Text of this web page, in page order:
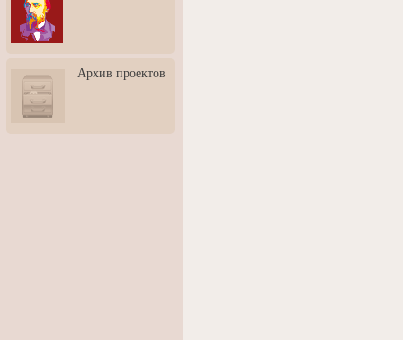
3: Обусловленности
человека и их влияние на
карьеру
скульптором Дмитрием
Тугариновым
АртБульвар в День города
Архив проектов